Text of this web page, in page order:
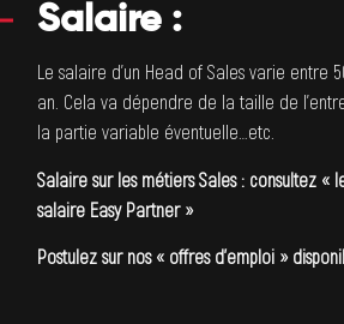
Salaire :
Le salaire d’un Head of Sales varie entre
an. Cela va dépendre de la taille de
la partie variable éventuelle…etc.
Salaire sur les métiers Sales : consultez «
salaire Easy Partner»
Postulez sur nos « offres d’emploi »